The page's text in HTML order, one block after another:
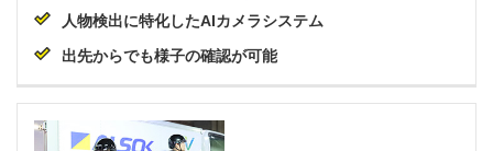
人物検出に特化したAIカメラシステム
出先からでも様子の確認が可能